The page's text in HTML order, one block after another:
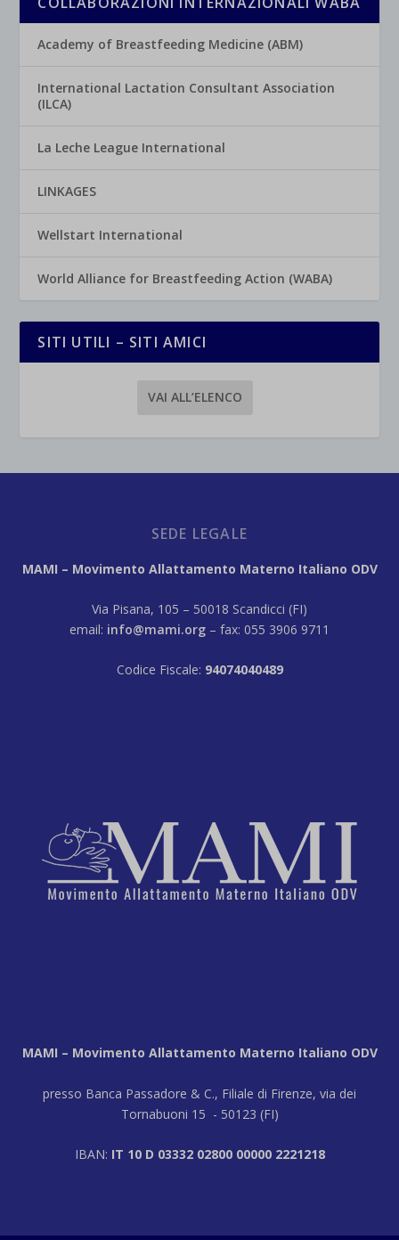
Academy of Breastfeeding Medicine (ABM)
International Lactation Consultant Association
(ILCA)
La Leche League International
LINKAGES
Wellstart International
World Alliance for Breastfeeding Action (WABA)
SITI UTILI – SITI AMICI
VAI ALL’ELENCO
SEDE LEGALE
MAMI – Movimento Allattamento Materno Italiano ODV
Via Pisana, 105 – 50018 Scandicci (FI)
email: info@mami.org – fax: 055 3906 9711
Codice Fiscale: 94074040489
MAMI – Movimento Allattamento Materno Italiano ODV
presso Banca Passadore & C., Filiale di Firenze, via dei
Tornabuoni 15 - 50123 (FI)
IBAN: IT 10 D 03332 02800 00000 2221218